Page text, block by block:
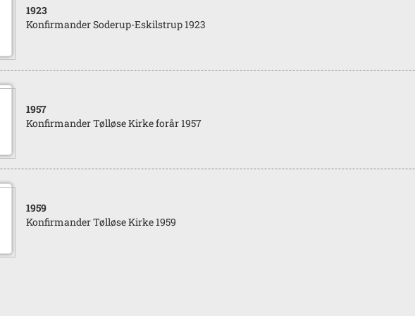
1923
Konfirmander Soderup-Eskilstrup 1923
1957
Konfirmander Tølløse Kirke forår 1957
1959
Konfirmander Tølløse Kirke 1959